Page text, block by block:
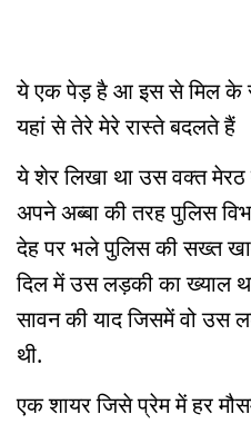
ये एक पेड़ है आ इस से मिल के
यहां से तेरे मेरे रास्ते बदलते हैं
ये शेर लिखा था उस वक्त
अपने अब्बा की तरह पुलिस
देह पर भले पुलिस की सख्त
दिल में उस लड़की का ख्याल
सावन की याद जिसमें वो उस
थी.
एक शायर जिसे प्रेम में हर